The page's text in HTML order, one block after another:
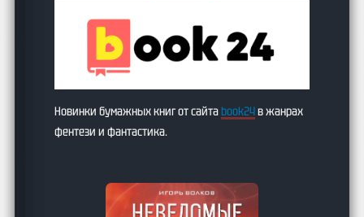
Новинки бумажных книг от сайтаbook24в жанрах
фентези и фантастика.